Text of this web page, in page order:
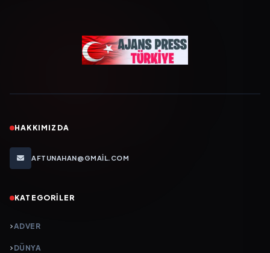
HAKKIMIZDA
AFTUNAHAN@GMAIL.COM
KATEGORILER
ADVER
DÜNYA